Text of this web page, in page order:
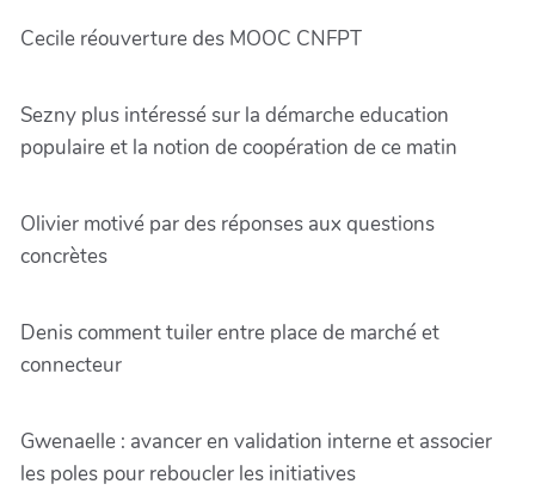
Cecile réouverture des MOOC CNFPT
Sezny plus intéressé sur la démarche education
populaire et la notion de coopération de ce matin
Olivier motivé par des réponses aux questions
concrètes
Denis comment tuiler entre place de marché et
connecteur
Gwenaelle : avancer en validation interne et associer
les poles pour reboucler les initiatives